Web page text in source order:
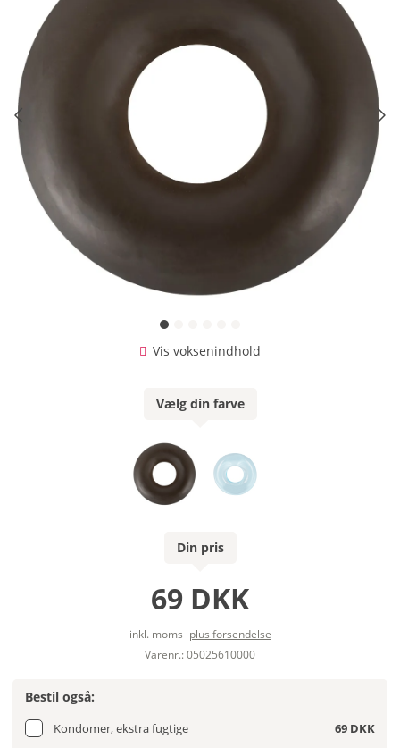
Vis voksenindhold
Vælg din farve
Din pris
69 DKK
inkl. moms- plus forsendelse
Varenr.: 05025610000
Bestil også:
Kondomer, ekstra fugtige 69 DKK